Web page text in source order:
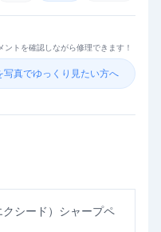
ントを確認しながら修理できます！
写真でゆっくり見たい方へ
シード）シャープペ